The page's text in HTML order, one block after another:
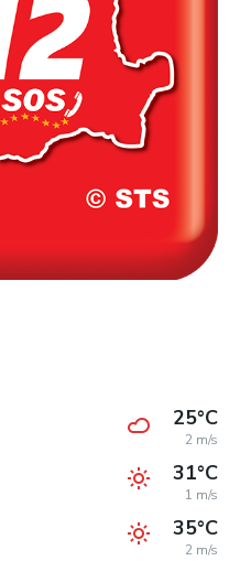
25°C
2 m/s
31°C
1 m/s
35°C
2 m/s